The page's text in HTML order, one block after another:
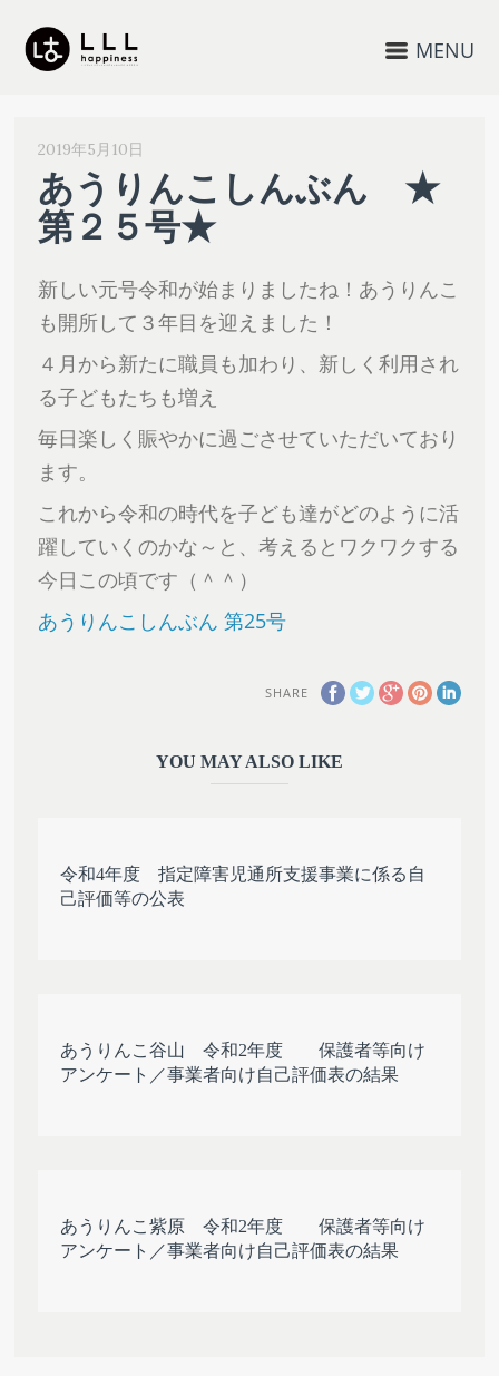
MENU
2019年5月10日
あうりんこしんぶん ★
第２５号★
新しい元号令和が始まりましたね！あうりんこ
も開所して３年目を迎えました！
４月から新たに職員も加わり、新しく利用され
る子どもたちも増え
毎日楽しく賑やかに過ごさせていただいており
ます。
これから令和の時代を子ども達がどのように活
躍していくのかな～と、考えるとワクワクする
今日この頃です（＾＾）
あうりんこしんぶん 第25号
SHARE
YOU MAY ALSO LIKE
令和4年度 指定障害児通所支援事業に係る自
己評価等の公表
あうりんこ谷山 令和2年度 保護者等向け
アンケート／事業者向け自己評価表の結果
あうりんこ紫原 令和2年度 保護者等向け
アンケート／事業者向け自己評価表の結果